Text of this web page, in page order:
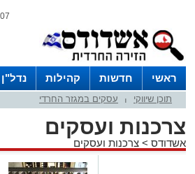
07 אוגוסט 2026 / 01:16
ראשי חדשות קהילות נדל"ן
תוכן שיווקי עסקים במגזר החרדי
צרכנות ועסקים
אשדודס > צרכנות ועסקים